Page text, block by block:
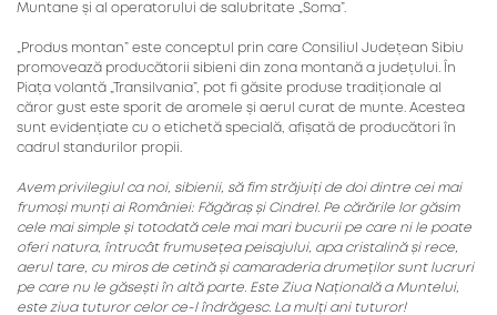
Muntane și al operatorului de salubritate „Soma”.
„Produs montan” este conceptul prin care Consiliul Județean Sibiu
promovează producătorii sibieni din zona montană a județului. În
Piața volantă „Transilvania”, pot fi găsite produse tradiționale al
căror gust este sporit de aromele și aerul curat de munte. Acestea
sunt evidențiate cu o etichetă specială, afișată de producători în
cadrul standurilor propii.
Avem privilegiul ca noi, sibienii, să fim străjuiți de doi dintre cei mai
frumoși munți ai României: Făgăraș și Cindrel. Pe cărările lor găsim
cele mai simple și totodată cele mai mari bucurii pe care ni le poate
oferi natura, întrucât frumusețea peisajului, apa cristalină și rece,
aerul tare, cu miros de cetină și camaraderia drumeților sunt lucruri
pe care nu le găsești în altă parte. Este Ziua Națională a Muntelui,
este ziua tuturor celor ce-l îndrăgesc. La mulți ani tuturor!